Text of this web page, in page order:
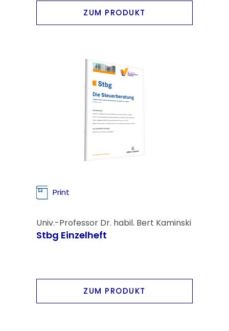
ZUM PRODUKT
Print
Univ.-Professor Dr. habil. Bert Kaminski
Stbg Einzelheft
ZUM PRODUKT